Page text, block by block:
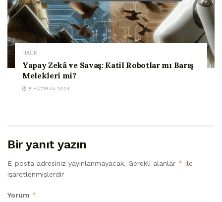
HACK
Yapay Zekâ ve Savaş: Katil Robotlar mı Barış
Melekleri mi?
8 HAZIRAN 2024
Bir yanıt yazın
E-posta adresiniz yayınlanmayacak. Gerekli alanlar * ile
işaretlenmişlerdir
Yorum *